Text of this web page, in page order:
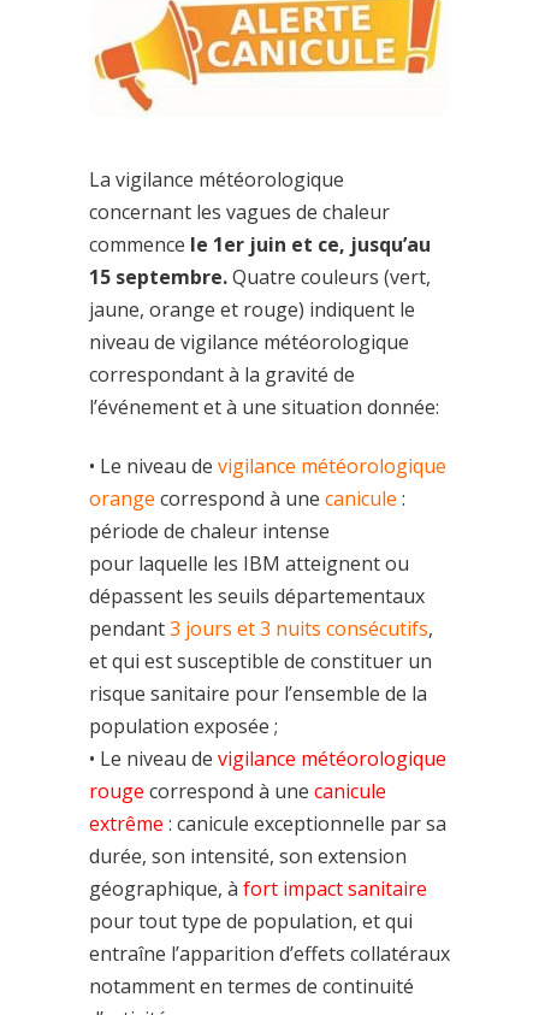
La vigilance météorologique
concernant les vagues de chaleur
commence le 1er juin et ce, jusqu’au
15 septembre.Quatre couleurs (vert,
jaune, orange et rouge) indiquent le
niveau de vigilance météorologique
correspondant à la gravité de
l’événement et à une situation donnée:
• Le niveau de vigilance météorologique
orange correspond à une canicule :
période de chaleur intense
pour laquelle les IBM atteignent ou
dépassent les seuils départementaux
pendant3 jours et 3 nuits consécutifs,
et qui est susceptible de constituer un
risque sanitaire pour l’ensemble de la
population exposée ;
• Le niveau de vigilance météorologique
rouge correspond à une canicule
extrême : canicule exceptionnelle par sa
durée, son intensité, son extension
géographique, à fort impact sanitaire
pour tout type de population, et qui
entraîne l’apparition d’effets collatéraux
notamment en termes de continuité